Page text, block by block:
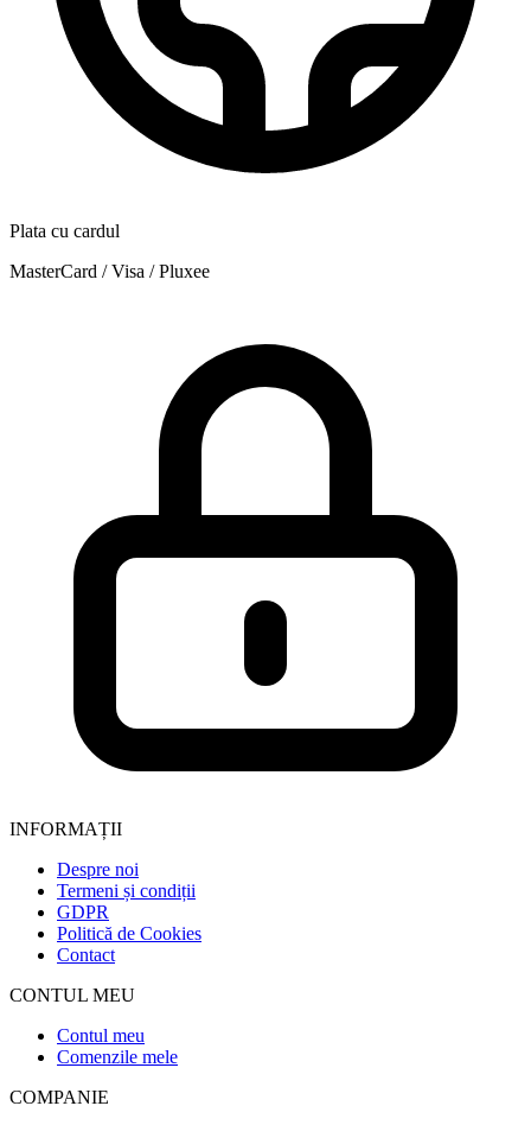
Plata cu cardul
MasterCard / Visa / Pluxee
INFORMAȚII
Despre noi
Termeni și condiții
GDPR
Politică de Cookies
Contact
CONTUL MEU
Contul meu
Comenzile mele
COMPANIE